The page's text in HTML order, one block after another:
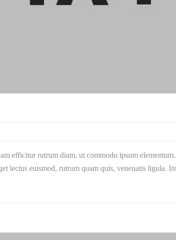
efficitur rutrum diam, ut commodo ipsum
lectus euismod, rutrum quam quis, venenatis ligula.